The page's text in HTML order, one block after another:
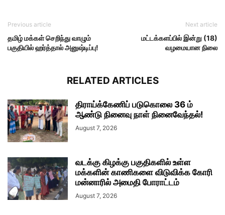
Previous article
தமிழ் மக்கள் செறிந்து வாழும்
பகுதியில் ஹர்த்தால் அனுஷ்டிப்பு!
Next article
மட்டக்களப்பில் இன்று (18)
வழமையான நிலை
RELATED ARTICLES
திராய்க்கேணிப் படுகொலை 36 ம்
ஆண்டு நினைவு நாள் நினைவேந்தல்!
August 7, 2026
வடக்கு கிழக்கு பகுதிகளில் உள்ள
மக்களின் காணிகளை விடுவிக்க கோரி
மன்னாரில் அமைதி போராட்டம்
August 7, 2026